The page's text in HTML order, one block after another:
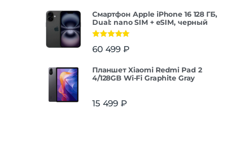
Смартфон Apple iPhone 16 128 ГБ,
Dual: nano SIM + eSIM, черный
из 5
60 499 ₽
Планшет Xiaomi Redmi Pad 2
4/128GB Wi-Fi Graphite Gray
15 499 ₽